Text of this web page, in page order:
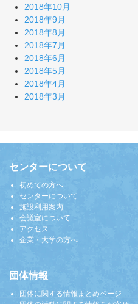
2018年10月
2018年9月
2018年8月
2018年7月
2018年6月
2018年5月
2018年4月
2018年3月
センターについて
初めての方へ
センターについて
施設利用案内
会議室について
アクセス
企業・大学の方へ
団体情報
団体に関する情報まとめページ